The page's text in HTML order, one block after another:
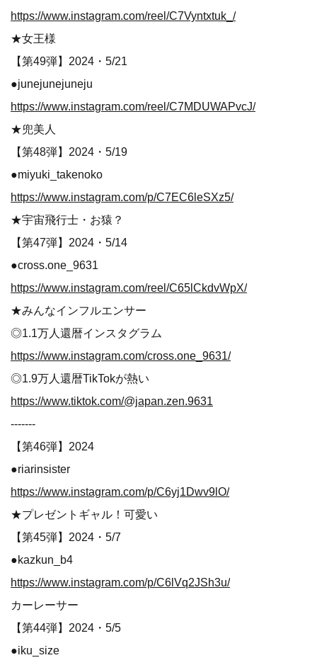
https://www.instagram.com/reel/C7Vyntxtuk_/
★女王様
【第49弾】2024・5/21
●junejunejuneju
https://www.instagram.com/reel/C7MDUWAPvcJ/
★兜美人
【第48弾】2024・5/19
●miyuki_takenoko
https://www.instagram.com/p/C7EC6leSXz5/
★宇宙飛行士・お猿？
【第47弾】2024・5/14
●cross.one_9631
https://www.instagram.com/reel/C65lCkdvWpX/
★みんなインフルエンサー
◎1.1万人還暦インスタグラム
https://www.instagram.com/cross.one_9631/
◎1.9万人還暦TikTokが熱い
https://www.tiktok.com/@japan.zen.9631
-------
【第46弾】2024
●riarinsister
https://www.instagram.com/p/C6yj1Dwv9lO/
★プレゼントギャル！可愛い
【第45弾】2024・5/7
●kazkun_b4
https://www.instagram.com/p/C6lVq2JSh3u/
カーレーサー
【第44弾】2024・5/5
●iku_size